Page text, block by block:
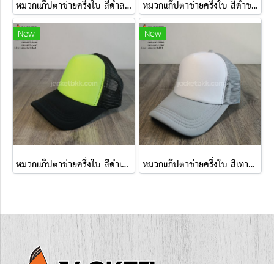
หมวกแก๊ปตาข่ายครึ่งใบ สีดำลายทหาร หมวกแก๊ปตาข่ายครึ่งใบ สีดำขาว
New
หมวกแก๊ปตาข่ายครึ่งใบ สีดำเหลืองสะท้อนแสง
New
หมวกแก๊ปตาข่ายครึ่งใบ สีเทาขาว